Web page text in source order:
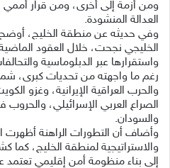
ومن أزمة إلى أخرى، ومن قرار
العدالة المنشودة.
وفي حديثه عن منطقة الخليج،
الخليجي نجحت، خلال العقود
واستقرارها عبر الدبلوماسية
رغم ما واجهته من تحديات كبرى،
والحرب العراقية الإيرانية، وغزو
الصراع العربي الإسرائيلي،
والسودان.
وأضاف أن التطورات الراهنة أظهرت
والاستراتيجية لمنطقة الخليج،
إلى بناء منظومة أمن إقليمي